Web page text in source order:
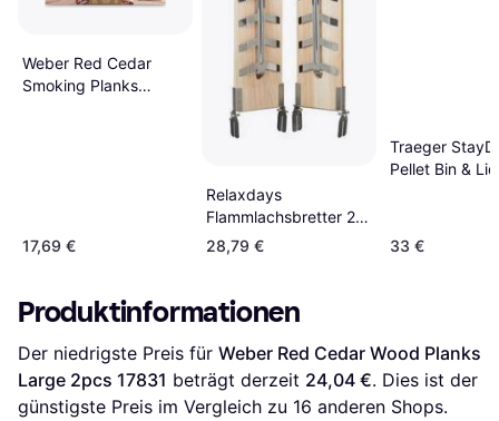
Weber Red Cedar
Smoking Planks
17,69 €
Relaxdays
Flammlachsbretter 2er
Set
28,79 €
Traeger
Pellet Bin & Lid
33 €
Produktinformationen
Der niedrigste Preis für Weber Red Cedar Wood Planks
Large 2pcs 17831 beträgt derzeit 24,04 €. Dies ist der
günstigste Preis im Vergleich zu 16 anderen Shops.